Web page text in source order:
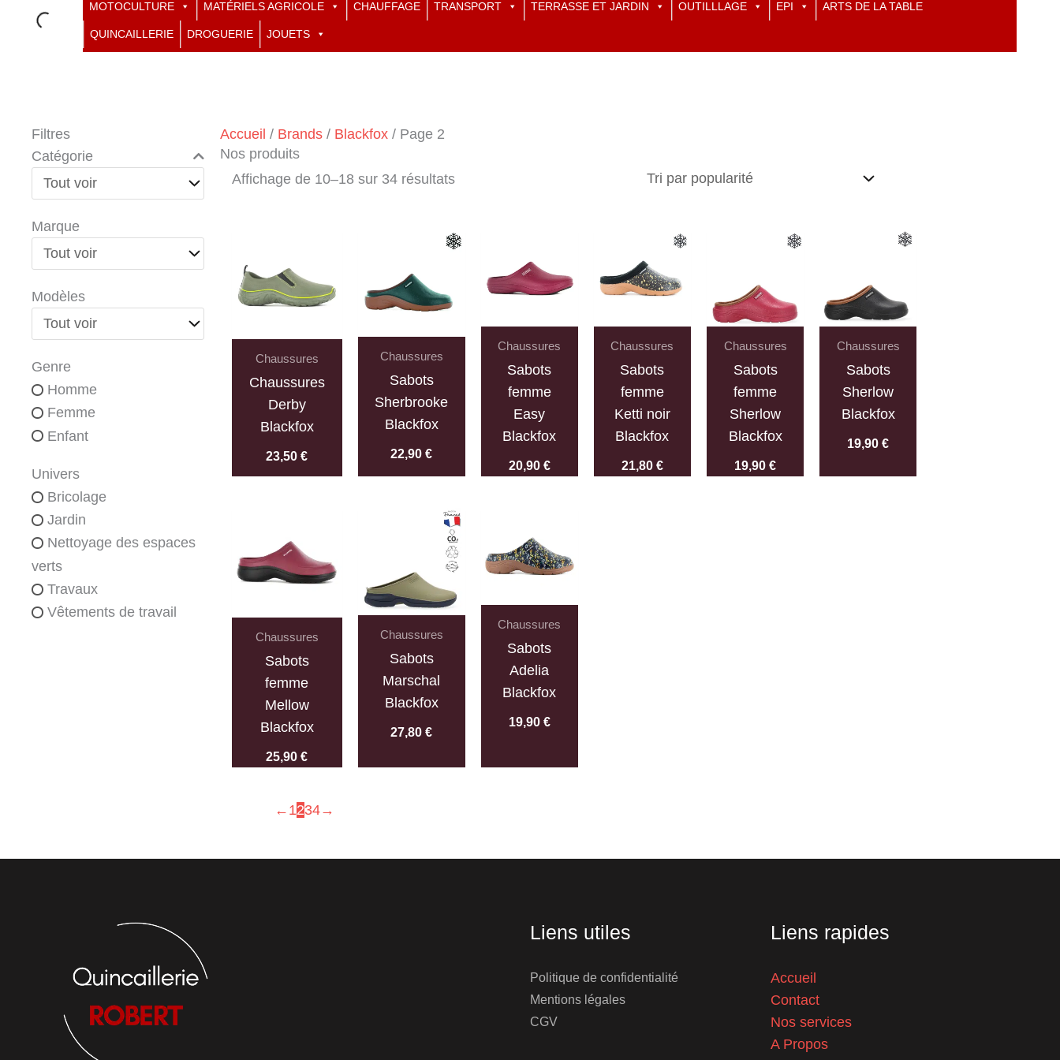
MOTOCULTURE MATÉRIELS AGRICOLE CHAUFFAGE TRANSPORT TERRASSE ET JARDIN OUTILLLAGE EPI ARTS DE LA TABLE
QUINCAILLERIE DROGUERIE JOUETS
Filtres
Catégorie
Marque
Modèles
Genre
Homme
Femme
Enfant
Univers
Bricolage
Jardin
Nettoyage des espaces
verts
Travaux
Vêtements de travail
Accueil / Brands / Blackfox / Page 2
Nos produits
Affichage de 10–18 sur 34 résultats
Chaussures
Chaussures
Derby
Blackfox
23,50€
Chaussures
Sabots
Sherbrooke
Blackfox
22,90€
Chaussures
Sabots
femme
Easy
Blackfox
20,90 €
Chaussures
Sabots
femme
Ketti noir
Blackfox
21,80 €
Chaussures
Sabots
femme
Sherlow
Blackfox
19,90€
Chaussures
Sabots
Sherlow
Blackfox
19,90€
Chaussures
Sabots
femme
Mellow
Blackfox
25,90€
Chaussures
Sabots
Marschal
Blackfox
27,80€
Chaussures
Sabots
Adelia
Blackfox
19,90 €
← 1234→
Liens utiles
Politique de confidentialité
Mentions légales
CGV
Liens rapides
Accueil
Contact
Nos services
A Propos